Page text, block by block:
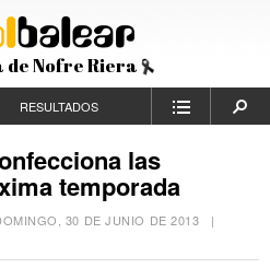
de Nofre Riera
RESULTADOS
las
temporada
30 DE JUNIO DE 2013 |